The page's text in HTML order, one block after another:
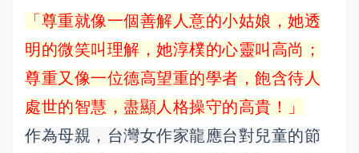
「尊重就像一個善解人意的小姑娘，她透
明的微笑叫理解，她淳樸的心靈叫高尚；
尊重又像一位德高望重的學者，飽含待人
處世的智慧，盡顯人格操守的高貴！」
作為母親，台灣女作家龍應台對兒童的節